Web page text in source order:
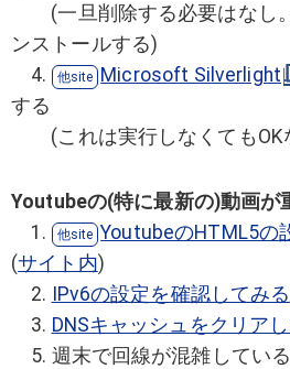
(一旦削除する必要はなし。
ンストールする)
4.
Microsoft Silverlight
する
(これは実行しなくてもOK
Youtubeの(特に最新の)動画が
1.
YoutubeのHTML5の
(サイト内)
2.
IPv6の設定を確認してみる
3. DNSキャッシュをクリア
5. 週末で回線が混雑してい